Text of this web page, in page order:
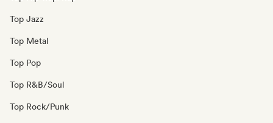
Top Jazz
Top Metal
Top Pop
Top R&B/Soul
Top Rock/Punk